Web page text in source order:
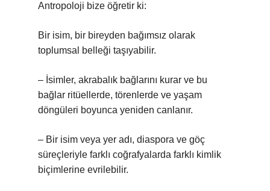
Antropoloji bize öğretir ki:
Bir isim, bir bireyden bağımsız olarak
toplumsal belleği taşıyabilir.
– İsimler, akrabalık bağlarını kurar ve bu
bağlar ritüellerde, törenlerde ve yaşam
döngüleri boyunca yeniden canlanır.
– Bir isim veya yer adı, diaspora ve göç
süreçleriyle farklı coğrafyalarda farklı kimlik
biçimlerine evrilebilir.